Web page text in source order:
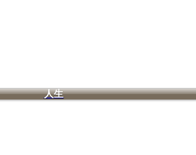
人生